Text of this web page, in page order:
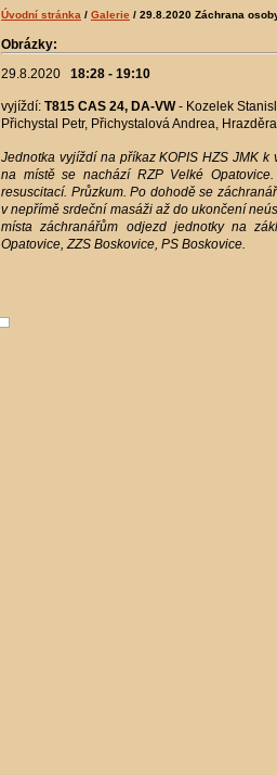
Úvodní stránka / Galerie / 29.8.2020 Záchrana
Obrázky:
29.8.2020 18:28 - 19:10
vyjíždí: T815 CAS 24, DA-VW- Kozelek
Přichystal Petr, Přichystalová Andrea,
Jednotka vyjíždí na příkaz KOPIS HZS JMK
na místě se nachází RZP Velké
resuscitací. Průzkum. Po dohodě se
v nepřímě srdeční masáži až do ukončení
místa záchranářům odjezd jednotky na
Opatovice, ZZS Boskovice, PS Boskovice.